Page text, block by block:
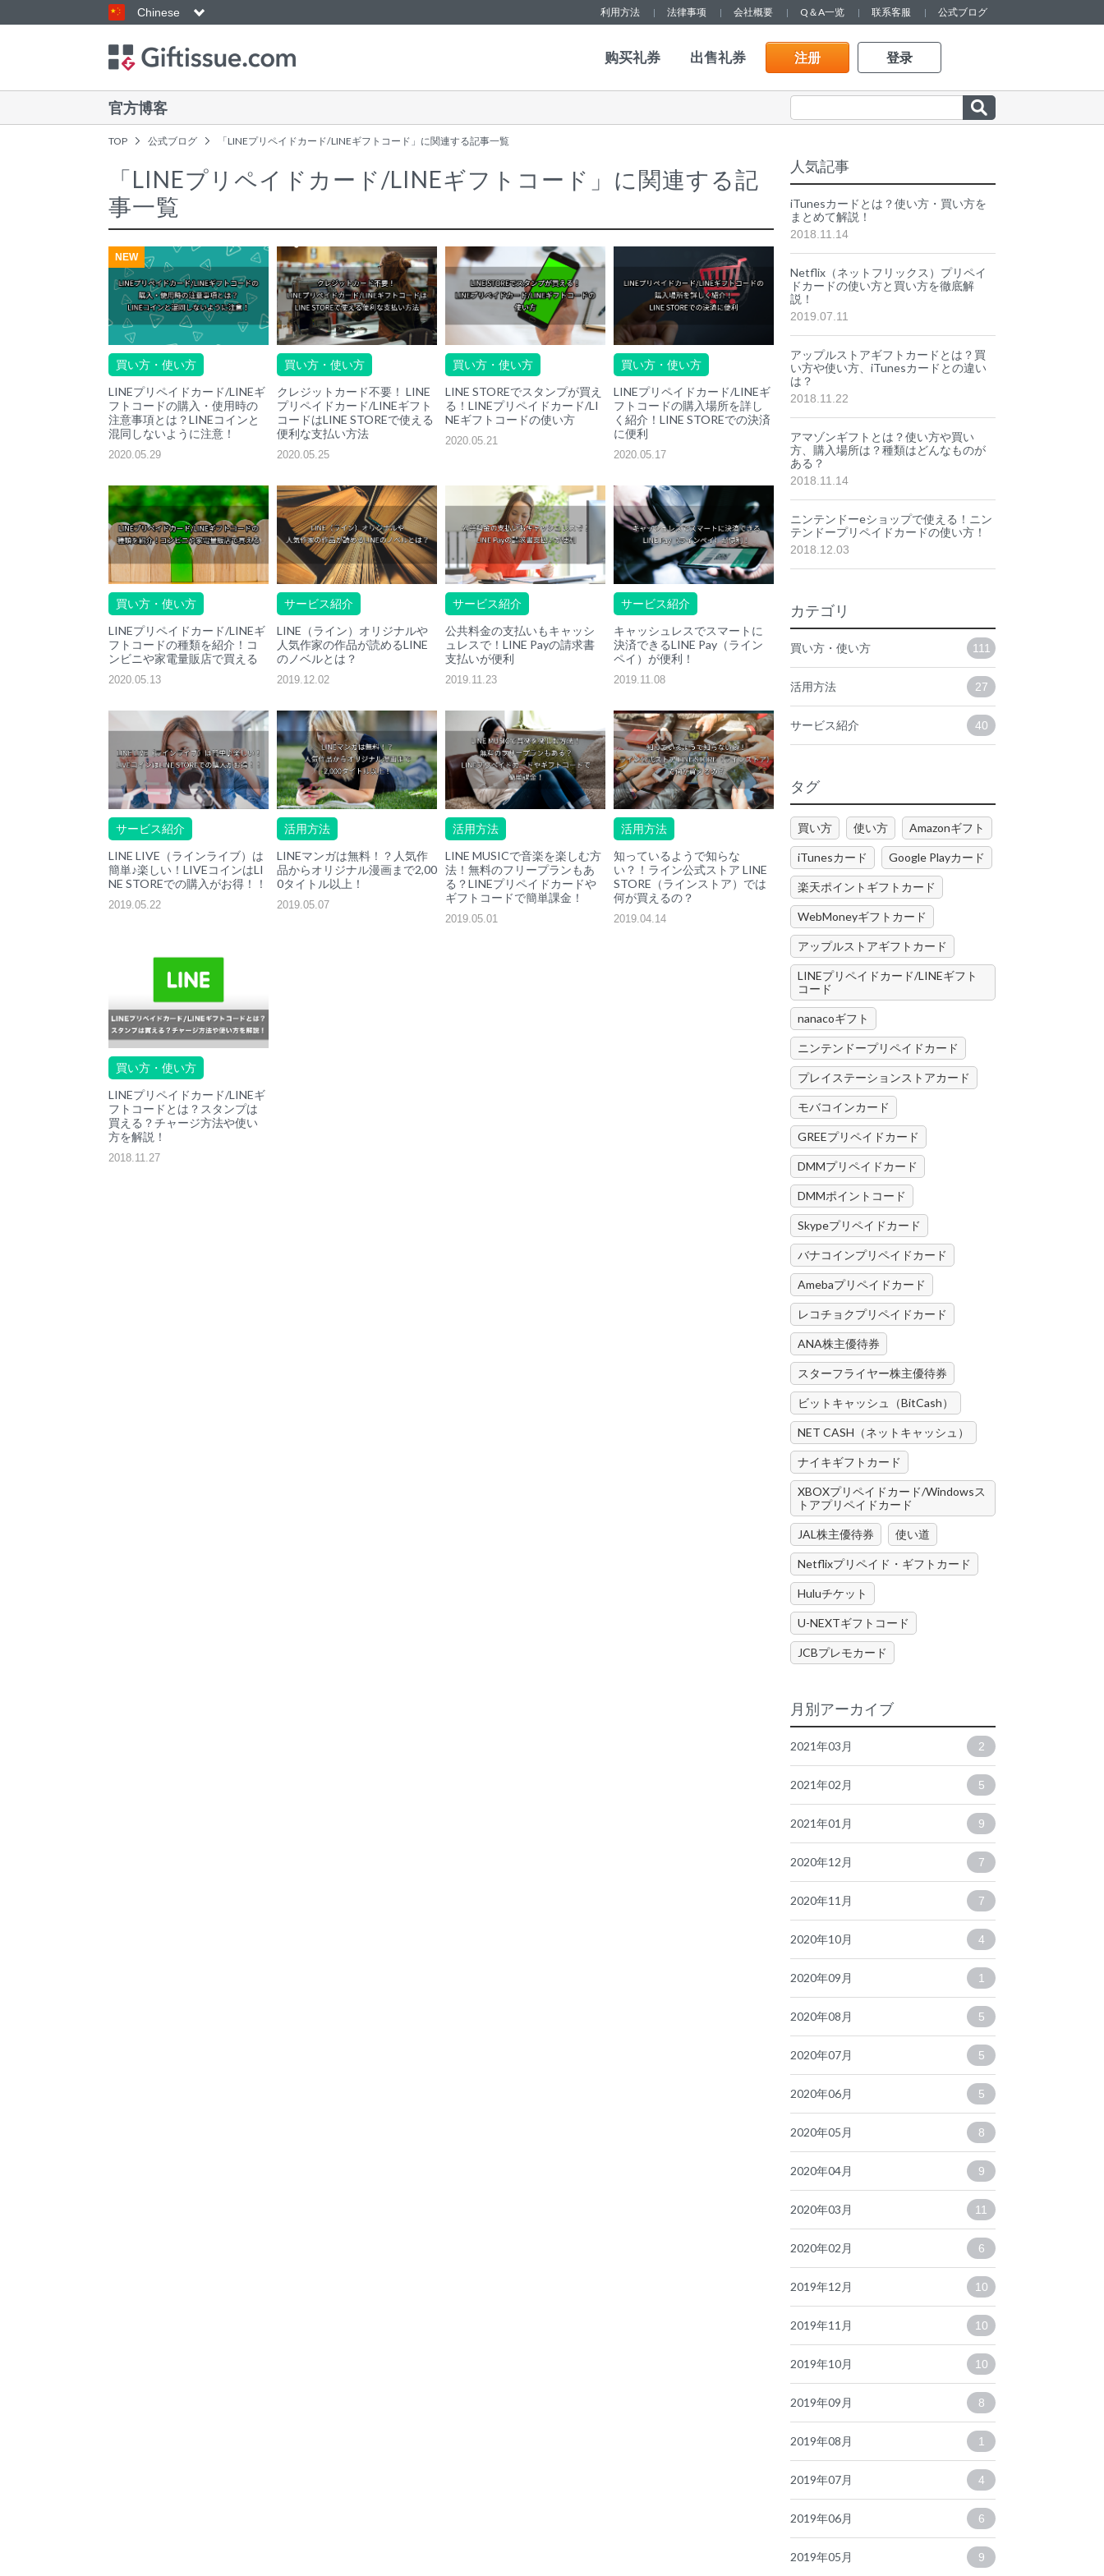
Chinese 利用方法 法律事项 会社概要 Q＆A一览 联系客服 公式ブログ
购买礼券 出售礼券 注册 登录
官方博客
TOP 公式ブログ 「LINEプリペイドカード/LINEギフトコード」に関連する記事一覧
「LINEプリペイドカード/LINEギフトコード」に関連する記
事一覧
NEW
買い方・使い方
LINEプリペイドカード/LINEギ
フトコードの購入・使用時の
注意事項とは？LINEコインと
混同しないように注意！
2020.05.29
買い方・使い方
クレジットカード不要！ LINE
プリペイドカード/LINEギフト
コードはLINE STOREで使える
便利な支払い方法
2020.05.25
買い方・使い方
LINE STOREでスタンプが買え
る！LINEプリペイドカード/LI
NEギフトコードの使い方
2020.05.21
買い方・使い方
LINEプリペイドカード/LINEギ
フトコードの購入場所を詳し
く紹介！LINE STOREでの決済
に便利
2020.05.17
買い方・使い方
LINEプリペイドカード/LINEギ
フトコードの種類を紹介！コ
ンビニや家電量販店で買える
2020.05.13
サービス紹介
LINE（ライン）オリジナルや
人気作家の作品が読めるLINE
のノベルとは？
2019.12.02
サービス紹介
公共料金の支払いもキャッシ
ュレスで！LINE Payの請求書
支払いが便利
2019.11.23
サービス紹介
キャッシュレスでスマートに
決済できるLINE Pay（ライン
ペイ）が便利！
2019.11.08
サービス紹介
LINE LIVE（ラインライブ）は
簡単♪楽しい！LIVEコインはLI
NE STOREでの購入がお得！！
2019.05.22
活用方法
LINEマンガは無料！？人気作
品からオリジナル漫画まで2,00
0タイトル以上！
2019.05.07
活用方法
LINE MUSICで音楽を楽しむ方
法！無料のフリープランもあ
る？LINEプリペイドカードや
ギフトコードで簡単課金！
2019.05.01
活用方法
知っているようで知らな
い？！ライン公式ストア LINE
STORE（ラインストア）では
何が買えるの？
2019.04.14
買い方・使い方
LINEプリペイドカード/LINEギ
フトコードとは？スタンプは
買える？チャージ方法や使い
方を解説！
2018.11.27
人気記事
iTunesカードとは？使い方・買い方を
まとめて解説！
2018.11.14
Netflix（ネットフリックス）プリペイ
ドカードの使い方と買い方を徹底解
説！
2019.07.11
アップルストアギフトカードとは？買
い方や使い方、iTunesカードとの違い
は？
2018.11.22
アマゾンギフトとは？使い方や買い
方、購入場所は？種類はどんなものが
ある？
2018.11.14
ニンテンドーeショップで使える！ニン
テンドープリペイドカードの使い方！
2018.12.03
カテゴリ
買い方・使い方 111
活用方法 27
サービス紹介 40
タグ
買い方 使い方 Amazonギフト
iTunesカード Google Playカード
楽天ポイントギフトカード
WebMoneyギフトカード
アップルストアギフトカード
LINEプリペイドカード/LINEギフト
コード
nanacoギフト
ニンテンドープリペイドカード
プレイステーションストアカード
モバコインカード
GREEプリペイドカード
DMMプリペイドカード
DMMポイントコード
Skypeプリペイドカード
バナコインプリペイドカード
Amebaプリペイドカード
レコチョクプリペイドカード
ANA株主優待券
スターフライヤー株主優待券
ビットキャッシュ（BitCash）
NET CASH（ネットキャッシュ）
ナイキギフトカード
XBOXプリペイドカード/Windowsス
トアプリペイドカード
JAL株主優待券 使い道
Netflixプリペイド・ギフトカード
Huluチケット
U-NEXTギフトコード
JCBプレモカード
月別アーカイブ
2021年03月 2
2021年02月 5
2021年01月 9
2020年12月 7
2020年11月 7
2020年10月 4
2020年09月 1
2020年08月 5
2020年07月 5
2020年06月 5
2020年05月 8
2020年04月 9
2020年03月 11
2020年02月 6
2019年12月 10
2019年11月 10
2019年10月 10
2019年09月 8
2019年08月 1
2019年07月 4
2019年06月 6
2019年05月 9